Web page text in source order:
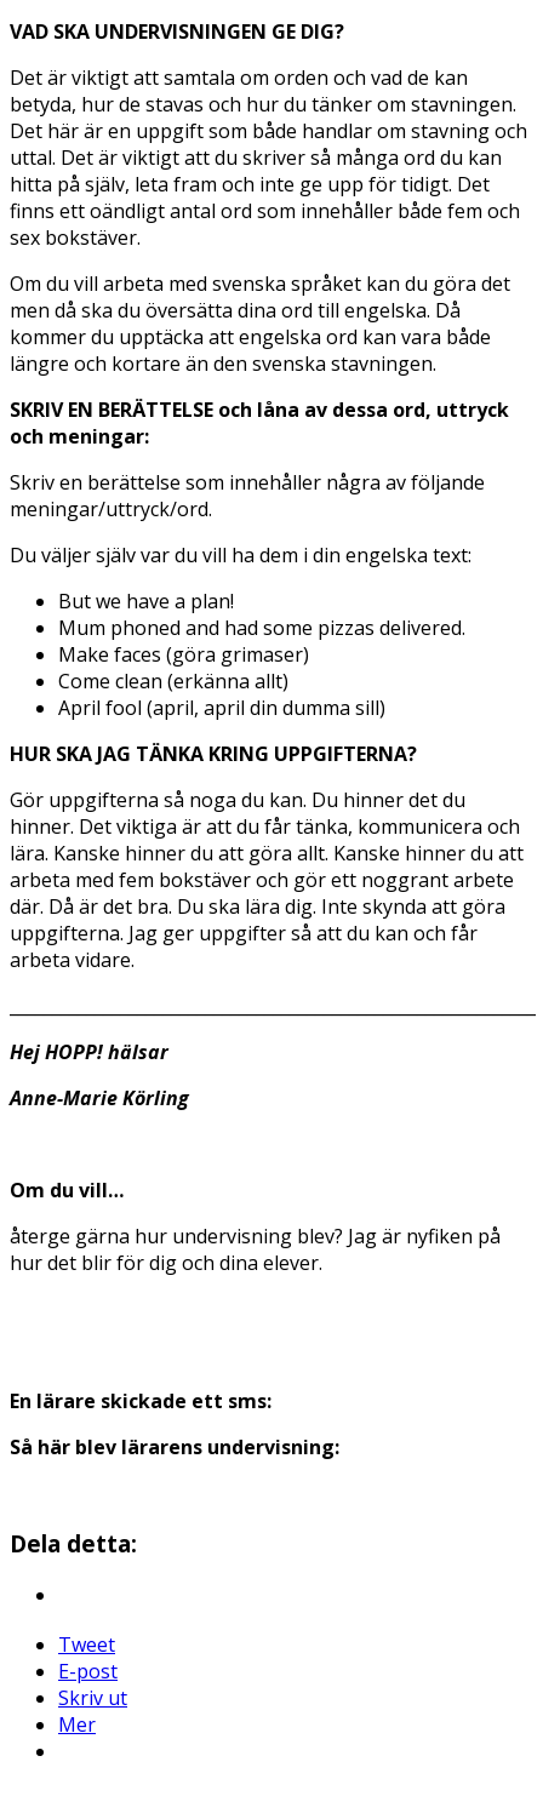
VAD SKA UNDERVISNINGEN GE DIG?
Det är viktigt att samtala om orden och vad de kan
betyda, hur de stavas och hur du tänker om stavningen.
Det här är en uppgift som både handlar om stavning och
uttal. Det är viktigt att du skriver så många ord du kan
hitta på själv, leta fram och inte ge upp för tidigt. Det
finns ett oändligt antal ord som innehåller både fem och
sex bokstäver.
Om du vill arbeta med svenska språket kan du göra det
men då ska du översätta dina ord till engelska. Då
kommer du upptäcka att engelska ord kan vara både
längre och kortare än den svenska stavningen.
SKRIV EN BERÄTTELSE och låna av dessa ord, uttryck
och meningar:
Skriv en berättelse som innehåller några av följande
meningar/uttryck/ord.
Du väljer själv var du vill ha dem i din engelska text:
But we have a plan!
Mum phoned and had some pizzas delivered.
Make faces (göra grimaser)
Come clean (erkänna allt)
April fool (april, april din dumma sill)
HUR SKA JAG TÄNKA KRING UPPGIFTERNA?
Gör uppgifterna så noga du kan. Du hinner det du
hinner. Det viktiga är att du får tänka, kommunicera och
lära. Kanske hinner du att göra allt. Kanske hinner du att
arbeta med fem bokstäver och gör ett noggrant arbete
där. Då är det bra. Du ska lära dig. Inte skynda att göra
uppgifterna. Jag ger uppgifter så att du kan och får
arbeta vidare.
Hej HOPP! hälsar
Anne-Marie Körling
Om du vill…
återge gärna hur undervisning blev? Jag är nyfiken på
hur det blir för dig och dina elever.
En lärare skickade ett sms:
Så här blev lärarens undervisning:
Dela detta:
Tweet
E-post
Skriv ut
Mer